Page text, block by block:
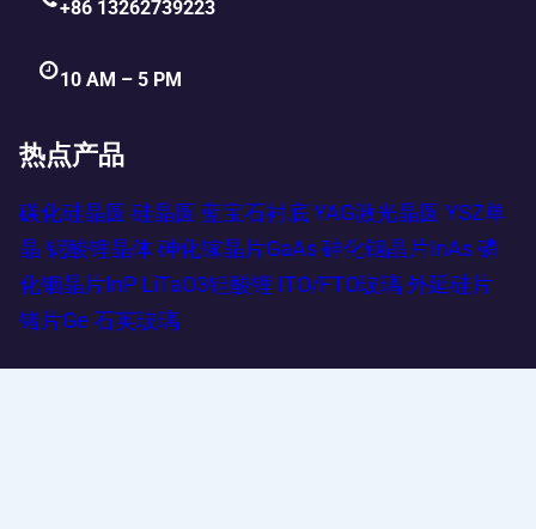
+86 13262739223
10 AM – 5 PM
热点产品
碳化硅晶圆 硅晶圆 蓝宝石衬底 YAG激光晶圆 YSZ单
晶 铌酸锂晶体 砷化镓晶片GaAs 砷化铟晶片InAs 磷
化铟晶片InP LiTaO3钽酸锂 ITO/FTO玻璃 外延硅片
锗片Ge 石英玻璃